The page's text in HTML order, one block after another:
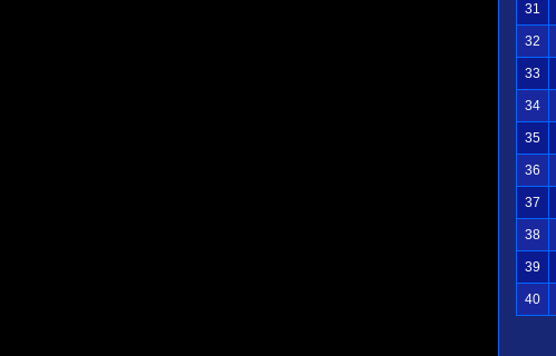
31
32
33
34
35
36
37
38
39
40